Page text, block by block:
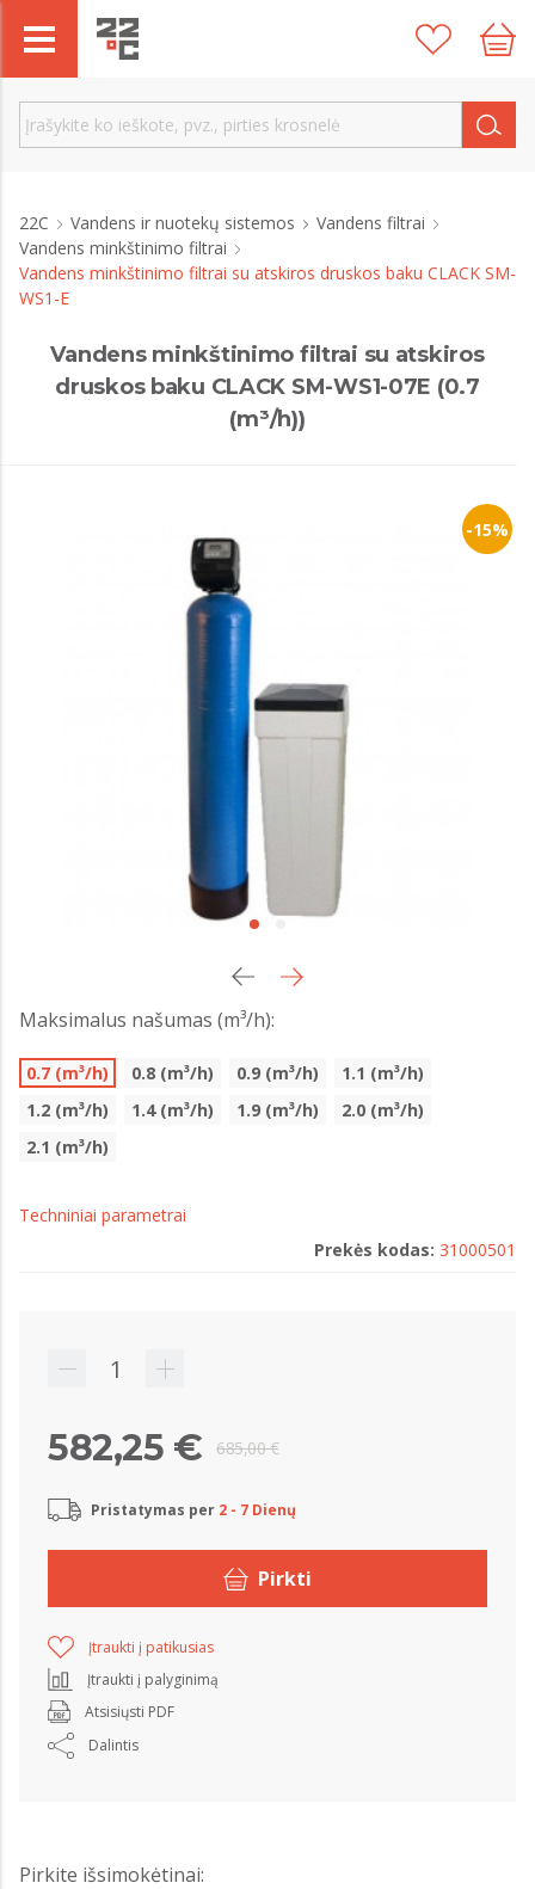
22C Vandens ir nuotekų sistemos
Vandens filtrai
Vandens minkštinimo filtrai
Vandens minkštinimo filtrai su atskiros druskos baku CLACK SM-
WS1-E
Vandens minkštinimo filtrai su atskiros
druskos baku CLACK SM-WS1-07E (0.7
(m³/h))
-15%
Maksimalus našumas (m³/h):
0.7 (m³/h) 0.8 (m³/h) 0.9 (m³/h)
1.1 (m³/h)
1.2 (m³/h)
1.4 (m³/h) 1.9 (m³/h)
2.0 (m³/h)
2.1 (m³/h)
Techniniai parametrai
Prekės kodas: 31000501
685,00 €
582,25 €
Pristatymas per 2 - 7 Dienų
Pirkti
Įtraukti į patikusias
Įtraukti į palyginimą
Atsisiųsti PDF
Dalintis
Pirkite išsimokėtinai: